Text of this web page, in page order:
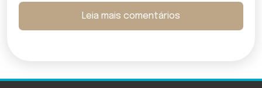
Leia mais comentários